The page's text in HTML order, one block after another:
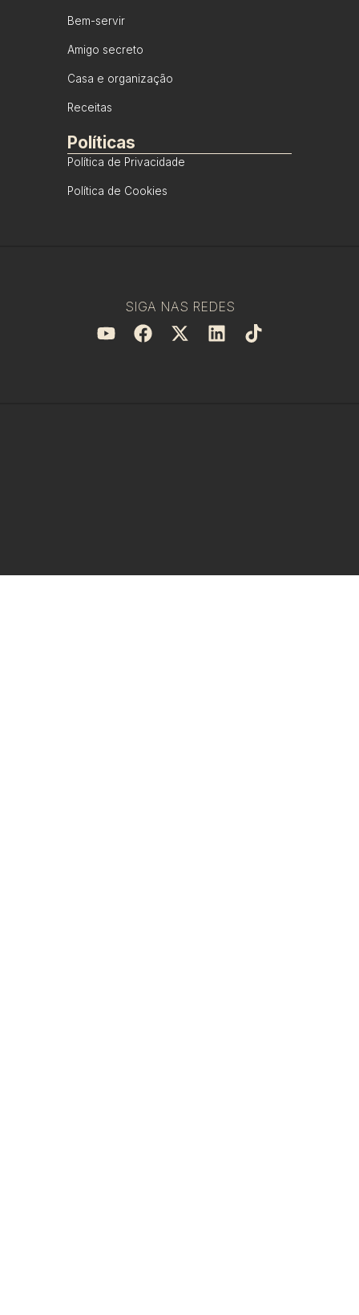
Bem-servir
Amigo secreto
Casa e organização
Receitas
Políticas
Política de Privacidade
Política de Cookies
SIGA NAS REDES